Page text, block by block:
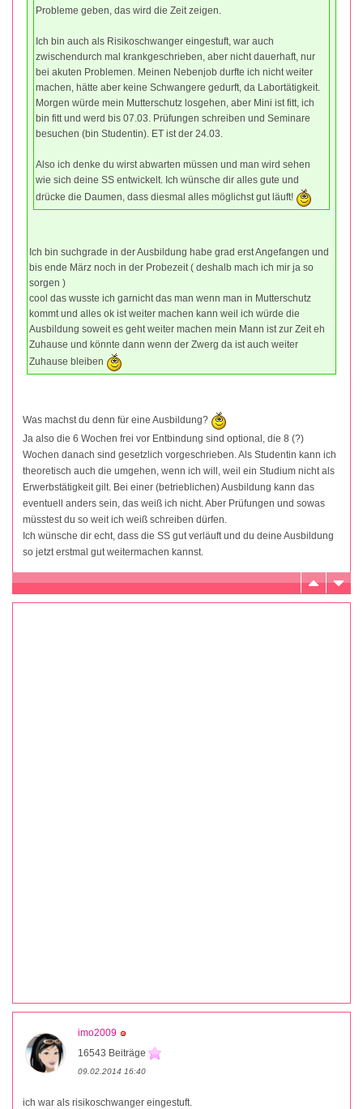
Probleme geben, das wird die Zeit zeigen.
Ich bin auch als Risikoschwanger eingestuft, war auch
zwischendurch mal krankgeschrieben, aber nicht dauerhaft, nur
bei akuten Problemen. Meinen Nebenjob durfte ich nicht weiter
machen, hätte aber keine Schwangere gedurft, da Labortätigkeit.
Morgen würde mein Mutterschutz losgehen, aber Mini ist fitt, ich
bin fitt und werd bis 07.03. Prüfungen schreiben und Seminare
besuchen (bin Studentin). ET ist der 24.03.
Also ich denke du wirst abwarten müssen und man wird sehen
wie sich deine SS entwickelt. Ich wünsche dir alles gute und
drücke die Daumen, dass diesmal alles möglichst gut läuft!
Ich bin suchgrade in der Ausbildung habe grad erst Angefangen und
bis ende März noch in der Probezeit ( deshalb mach ich mir ja so
sorgen )
cool das wusste ich garnicht das man wenn man in Mutterschutz
kommt und alles ok ist weiter machen kann weil ich würde die
Ausbildung soweit es geht weiter machen mein Mann ist zur Zeit eh
Zuhause und könnte dann wenn der Zwerg da ist auch weiter
Zuhause bleiben
Was machst du denn für eine Ausbildung?
Ja also die 6 Wochen frei vor Entbindung sind optional, die 8 (?)
Wochen danach sind gesetzlich vorgeschrieben. Als Studentin kann ich
theoretisch auch die umgehen, wenn ich will, weil ein Studium nicht als
Erwerbstätigkeit gilt. Bei einer (betrieblichen) Ausbildung kann das
eventuell anders sein, das weiß ich nicht. Aber Prüfungen und sowas
müsstest du so weit ich weiß schreiben dürfen.
Ich wünsche dir echt, dass die SS gut verläuft und du deine Ausbildung
so jetzt erstmal gut weitermachen kannst.
imo2009
16543 Beiträge
09.02.2014 16:40
ich war als risikoschwanger eingestuft.